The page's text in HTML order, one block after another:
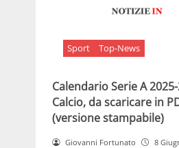
Sport Top-News
Calendario Serie A
Calcio, da scaricare in
(versione stampabile)
Giovanni Fortunato 8